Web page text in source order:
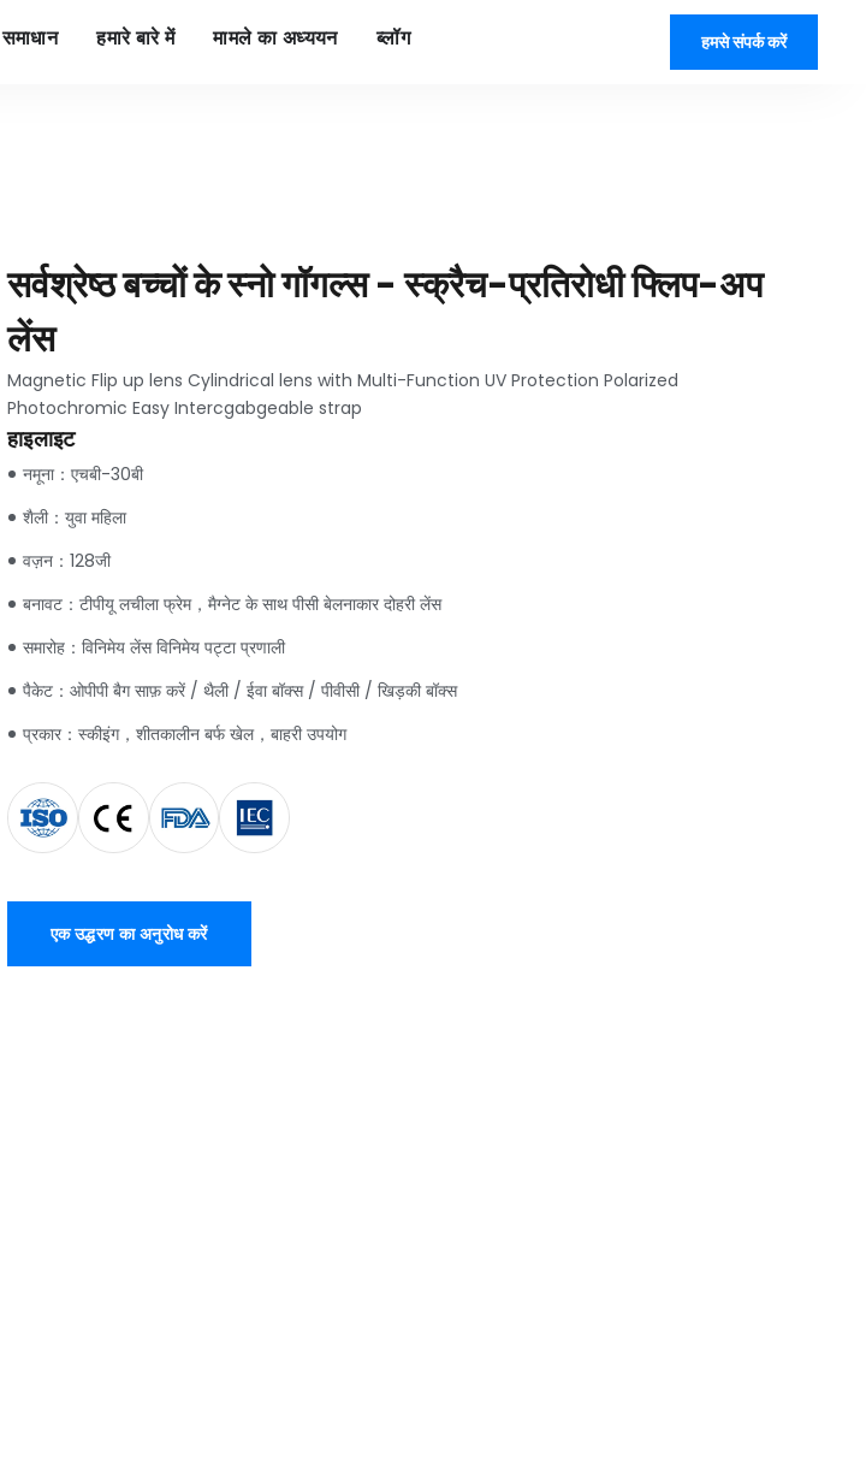
समाधान हमारे बारे में मामले का अध्ययन ब्लॉग हमसे संपर्क करें
सर्वश्रेष्ठ बच्चों के स्नो गॉगल्स - स्क्रैच-प्रतिरोधी फ्लिप-अप
लेंस
Magnetic Flip up lens Cylindrical lens with Multi-Function UV Protection Polarized
Photochromic Easy Intercgabgeable strap
हाइलाइट
नमूना：एचबी-30बी
शैली：युवा महिला
वज़न：128जी
बनावट：टीपीयू लचीला फ्रेम，मैग्नेट के साथ पीसी बेलनाकार दोहरी लेंस
समारोह：विनिमेय लेंस विनिमेय पट्टा प्रणाली
पैकेट：ओपीपी बैग साफ़ करें / थैली / ईवा बॉक्स / पीवीसी / खिड़की बॉक्स
प्रकार：स्कीइंग，शीतकालीन बर्फ खेल，बाहरी उपयोग
एक उद्धरण का अनुरोध करें